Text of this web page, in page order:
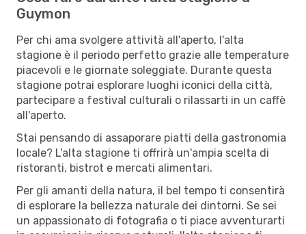
Guymon
Per chi ama svolgere attività all'aperto, l'alta
stagione è il periodo perfetto grazie alle temperature
piacevoli e le giornate soleggiate. Durante questa
stagione potrai esplorare luoghi iconici della città,
partecipare a festival culturali o rilassarti in un caffè
all'aperto.
Stai pensando di assaporare piatti della gastronomia
locale? L'alta stagione ti offrirà un'ampia scelta di
ristoranti, bistrot e mercati alimentari.
Per gli amanti della natura, il bel tempo ti consentirà
di esplorare la bellezza naturale dei dintorni. Se sei
un appassionato di fotografia o ti piace avventurarti